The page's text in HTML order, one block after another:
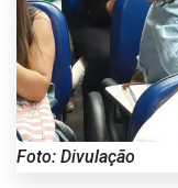
Foto: Divulação